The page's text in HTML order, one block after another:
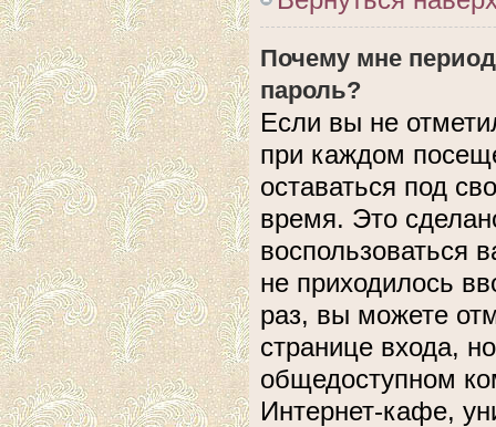
Почему мне
пароль?
Если вы не
при каждом
оставаться под
время. Это
воспользоваться
не приходилось
раз, вы можете
странице входа,
общедоступном
Интернет-кафе,